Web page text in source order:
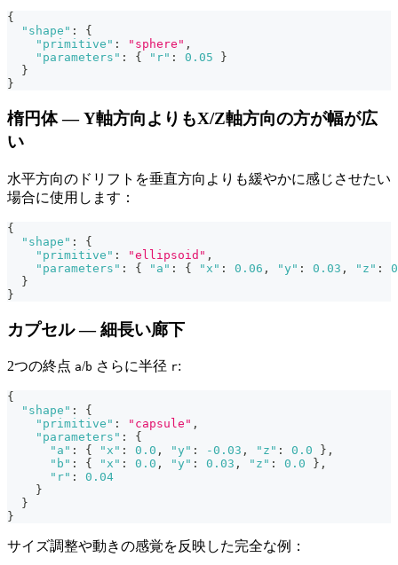
{
"shape" :
{
"primitive" : "sphere" ,
"parameters" : { "r" : 0.05
}
}
}
楕円体 — Y軸方向よりもX/Z軸方向の方が幅が広
い
水平方向のドリフトを垂直方向よりも緩やかに感じさせたい
場合に使用します：
{
"shape" :
{
"primitive" : "ellipsoid" ,
"parameters" : { "a" : { "x" : 0.06 , "y" : 0.03 , "z" :
}
}
カプセル — 細長い廊下
2つの終点 a/b さらに半径 r:
{
"shape" :
{
"primitive" : "capsule" ,
"parameters" :
{
"a" : { "x" : 0.0 , "y" : -0.03 , "z" : 0.0 } ,
"b" : { "x" : 0.0 , "y" : 0.03 , "z" : 0.0 } ,
"r" :
0.04
}
}
}
サイズ調整や動きの感覚を反映した完全な例：